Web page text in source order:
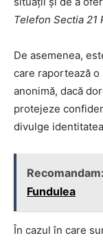
Telefon Sectia 21
De asemenea,
care raportează
anonimă, dacă
protejeze
divulge
Recomandam:
Fundulea
În cazul în care